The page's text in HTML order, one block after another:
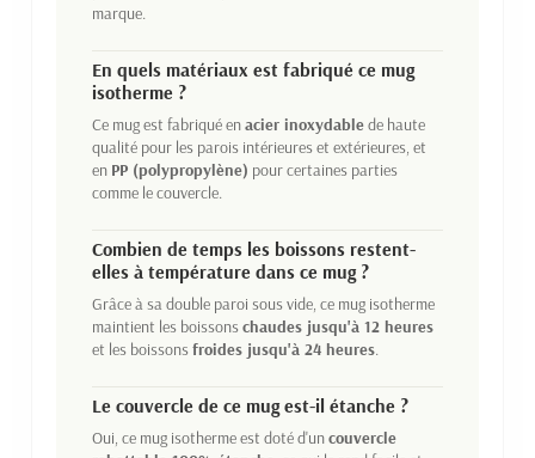
marque.
En quels matériaux est fabriqué ce mug
isotherme ?
Ce mug est fabriqué enacier inoxydablede haute
qualité pour les parois intérieures et extérieures, et
en PP (polypropylène) pour certaines parties
comme le couvercle.
Combien de temps les boissons restent-
elles à température dans ce mug ?
Grâce à sa double paroi sous vide, ce mug isotherme
maintient les boissonschaudes jusqu'à 12 heures
et les boissonsfroides jusqu'à 24 heures.
Le couvercle de ce mug est-il étanche ?
Oui, ce mug isotherme est doté d'uncouvercle